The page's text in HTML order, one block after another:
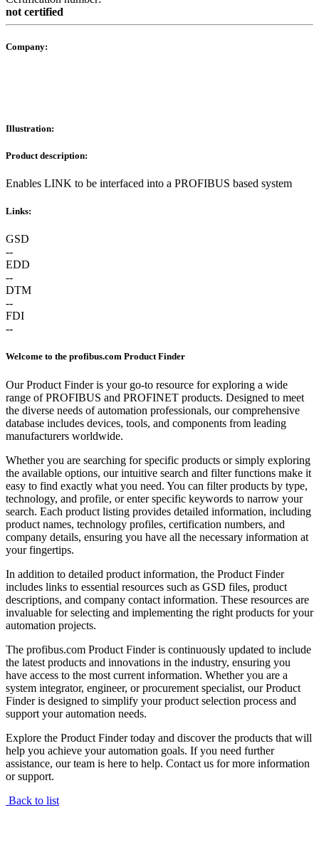
not certified
Company:
Illustration:
Product description:
Enables LINK to be interfaced into a PROFIBUS based system
Links:
GSD
--
EDD
--
DTM
--
FDI
--
Welcome to the profibus.com Product Finder
Our Product Finder is your go-to resource for exploring a wide
range of PROFIBUS and PROFINET products. Designed to meet
the diverse needs of automation professionals, our comprehensive
database includes devices, tools, and components from leading
manufacturers worldwide.
Whether you are searching for specific products or simply exploring
the available options, our intuitive search and filter functions make it
easy to find exactly what you need. You can filter products by type,
technology, and profile, or enter specific keywords to narrow your
search. Each product listing provides detailed information, including
product names, technology profiles, certification numbers, and
company details, ensuring you have all the necessary information at
your fingertips.
In addition to detailed product information, the Product Finder
includes links to essential resources such as GSD files, product
descriptions, and company contact information. These resources are
invaluable for selecting and implementing the right products for your
automation projects.
The profibus.com Product Finder is continuously updated to include
the latest products and innovations in the industry, ensuring you
have access to the most current information. Whether you are a
system integrator, engineer, or procurement specialist, our Product
Finder is designed to simplify your product selection process and
support your automation needs.
Explore the Product Finder today and discover the products that will
help you achieve your automation goals. If you need further
assistance, our team is here to help. Contact us for more information
or support.
Back to list